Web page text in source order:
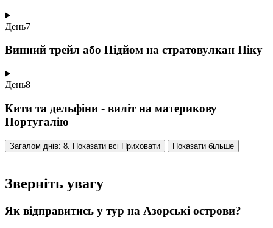
День7
Винний трейл або Підйом на стратовулкан Піку
День8
Кити та дельфіни - виліт на материкову
Португалію
Загалом днів: 8. Показати всі Приховати Показати більше
Зверніть увагу
Як відправитись у тур на Азорські острови?